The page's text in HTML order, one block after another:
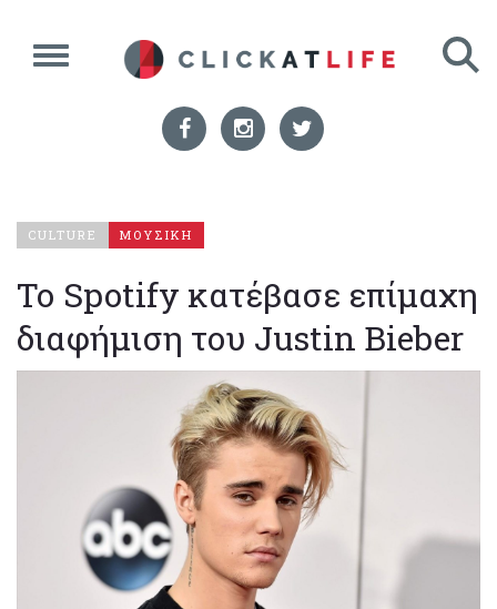
CULTURE ΜΟΥΣΙΚΗ
Το Spotify κατέβασε επίμαχη
διαφήμιση του Justin Bieber